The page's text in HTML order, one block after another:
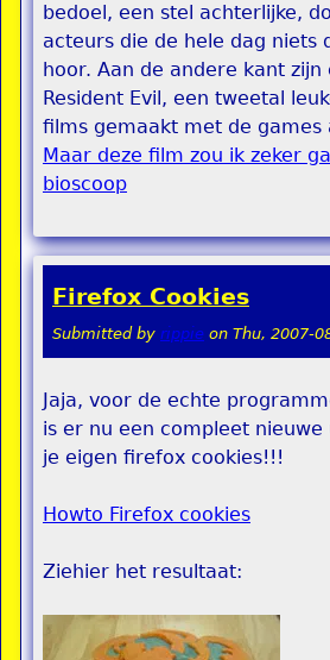
bedoel, een stel achterlijke,
acteurs die de hele dag niets
hoor. Aan de andere kant zijn
Resident Evil, een tweetal
films gemaakt met de games
Maar deze film zou ik zeker
bioscoop
Firefox Cookies
Submitted by rippie on Thu, 2007-
Jaja, voor de echte
is er nu een compleet
je eigen firefox cookies!!!
Howto Firefox cookies
Ziehier het resultaat: